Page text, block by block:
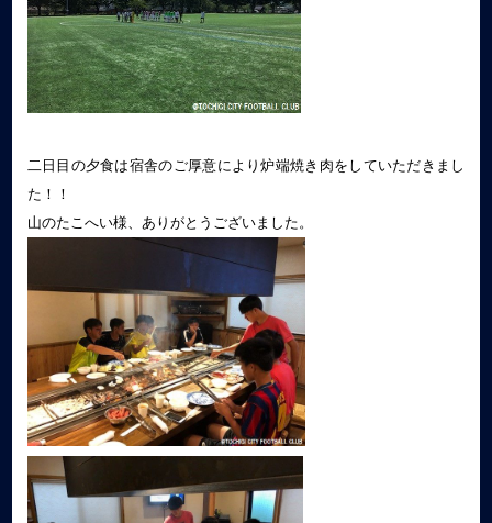
二日目の夕食は宿舎のご厚意により炉端焼き肉をしていただきまし
た！！
山のたこへい様、ありがとうございました。